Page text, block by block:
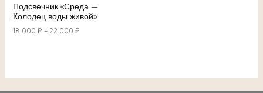
Подсвечник «Среда —
Колодец воды живой»
18 000 ₽ –22 000 ₽